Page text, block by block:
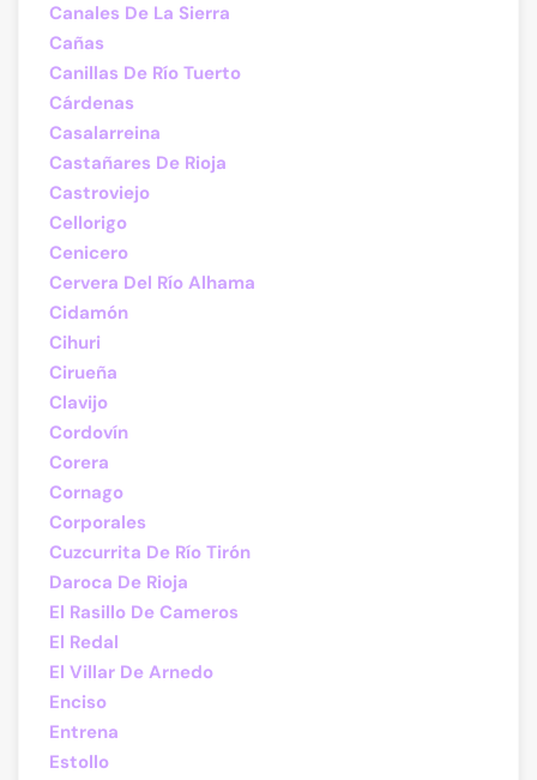
Canales De La Sierra
Cañas
Canillas De Río Tuerto
Cárdenas
Casalarreina
Castañares De Rioja
Castroviejo
Cellorigo
Cenicero
Cervera Del Río Alhama
Cidamón
Cihuri
Cirueña
Clavijo
Cordovín
Corera
Cornago
Corporales
Cuzcurrita De Río Tirón
Daroca De Rioja
El Rasillo De Cameros
El Redal
El Villar De Arnedo
Enciso
Entrena
Estollo